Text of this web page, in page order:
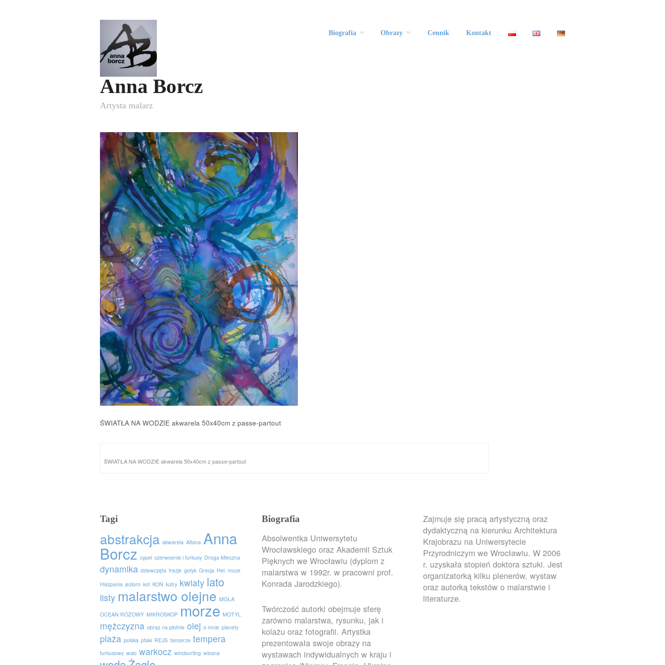
Anna Borcz
Artysta malarz
Biografia Obrazy Cennik Kontakt
ŚWIATŁA NA WODZIE akwarela 50x40cm z passe-partout
ŚWIATŁA NA WODZIE akwarela 50x40cm z passe-partout
Tagi
abstrakcja akwarela Altana Anna
Borcz cypel czerwoenie i turkusy Droga Mleczna
dynamika dziewczęta frezje gotyk Grecja Hel. moze
Hiszpania jezioro kot KOŃ kutry kwiaty lato
listy malarstwo olejne MGŁA
OCEAN RÓŻOWY MIKROSKOP morze MOTYL
mężczyzna obraz na plotnie olej o mnie planety
plaża polska ptaki REJS tancerze tempera
turkusowy walc warkocz windsurfing wiosna
Biografia
Absolwentka Uniwersytetu
Wrocławskiego oraz Akademii Sztuk
Pięknych we Wrocławiu (dyplom z
malarstwa w 1992r. w pracowni prof.
Konrada Jarodzkiego).
Twórczość autorki obejmuje sferę
zarówno malarstwa, rysunku, jak i
kolażu oraz fotografii. Artystka
prezentowała swoje obrazy na
wystawach indywidualnych w kraju i
Zajmuje się pracą artystyczną oraz
dydaktyczną na kierunku Architektura
Krajobrazu na Uniwersytecie
Przyrodniczym we Wrocławiu. W 2006
r. uzyskała stopień doktora sztuki. Jest
organizatorką kilku plenerów, wystaw
oraz autorką tekstów o malarstwie i
literaturze.